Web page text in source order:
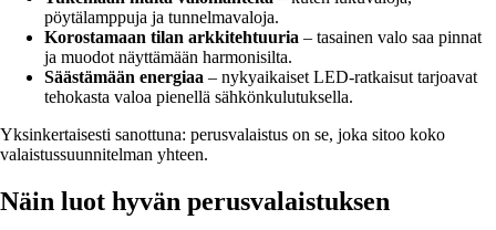
pöytälamppuja ja tunnelmavaloja.
Korostamaan tilan arkkitehtuuria – tasainen valo saa pinnat
ja muodot näyttämään harmonisilta.
Säästämään energiaa – nykyaikaiset LED-ratkaisut tarjoavat
tehokasta valoa pienellä sähkönkulutuksella.
Yksinkertaisesti sanottuna: perusvalaistus on se, joka sitoo koko
valaistussuunnitelman yhteen.
Näin luot hyvän perusvalaistuksen